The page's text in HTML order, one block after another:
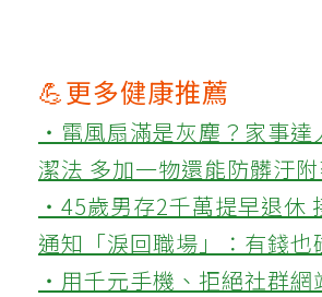
💪更多健康推薦
‧電風扇滿是灰塵？家事達
潔法 多加一物還能防髒汙
‧45歲男存2千萬提早退休
通知「淚回職場」：有錢也
‧用千元手機、拒絕社群網